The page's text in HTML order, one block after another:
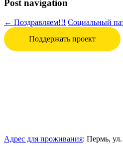
Post navigation
← Поздравляем!!! Социальный
Поддержать проект
Адрес для проживания: Пермь, ул.